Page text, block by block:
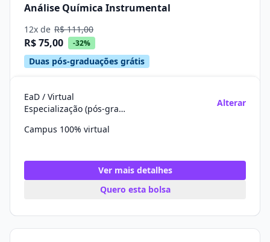
Análise Química Instrumental
12x de R$ 111,00
R$ 75,00 -32%
Duas pós-graduações grátis
EaD / Virtual
Especialização (pós-graduação)
Alterar
Campus 100% virtual
Ver mais detalhes
Quero esta bolsa